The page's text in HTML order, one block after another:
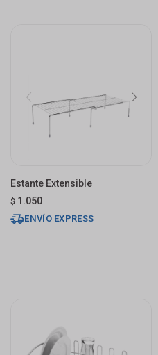
Estante Extensible
$ 1.050
ENVÍO EXPRESS